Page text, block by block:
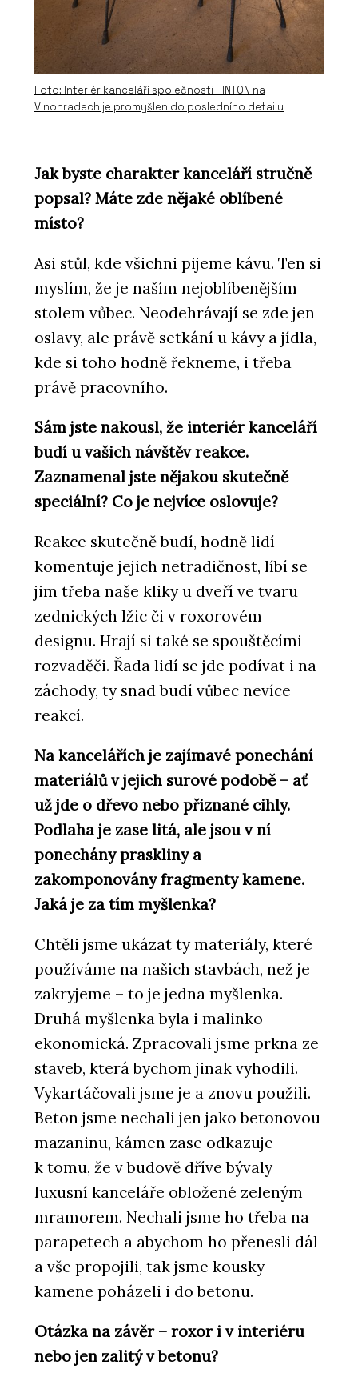
Foto: Interiér kanceláří společnosti HINTON na
Vinohradech je promyšlen do posledního detailu
Jak byste charakter kanceláří stručně
popsal? Máte zde nějaké oblíbené
místo?
Asi stůl, kde všichni pijeme kávu. Ten si
myslím, že je naším nejoblíbenějším
stolem vůbec. Neodehrávají se zde jen
oslavy, ale právě setkání u kávy a jídla,
kde si toho hodně řekneme, i třeba
právě pracovního.
Sám jste nakousl, že interiér kanceláří
budí u vašich návštěv reakce.
Zaznamenal jste nějakou skutečně
speciální? Co je nejvíce oslovuje?
Reakce skutečně budí, hodně lidí
komentuje jejich netradičnost, líbí se
jim třeba naše kliky u dveří ve tvaru
zednických lžic či v roxorovém
designu. Hrají si také se spouštěcími
rozvaděči. Řada lidí se jde podívat i na
záchody, ty snad budí vůbec nevíce
reakcí.
Na kancelářích je zajímavé ponechání
materiálů v jejich surové podobě – ať
už jde o dřevo nebo přiznané cihly.
Podlaha je zase litá, ale jsou v ní
ponechány praskliny a
zakomponovány fragmenty kamene.
Jaká je za tím myšlenka?
Chtěli jsme ukázat ty materiály, které
používáme na našich stavbách, než je
zakryjeme – to je jedna myšlenka.
Druhá myšlenka byla i malinko
ekonomická. Zpracovali jsme prkna ze
staveb, která bychom jinak vyhodili.
Vykartáčovali jsme je a znovu použili.
Beton jsme nechali jen jako betonovou
mazaninu, kámen zase odkazuje
k tomu, že v budově dříve bývaly
luxusní kanceláře obložené zeleným
mramorem. Nechali jsme ho třeba na
parapetech a abychom ho přenesli dál
a vše propojili, tak jsme kousky
kamene poházeli i do betonu.
Otázka na závěr – roxor i v interiéru
nebo jen zalitý v betonu?